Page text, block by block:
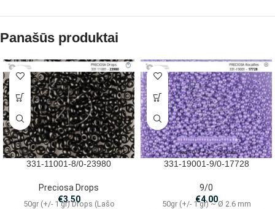
Panašūs produktai
331-11001-8/0-23980
Preciosa Drops
€3.50
50gr (+/- 1 gr) Drops (Lašo
331-19001-9/0-17728
9/0
€4.00
50gr (+/- 1 gr) ~ Ø 2.6 mm